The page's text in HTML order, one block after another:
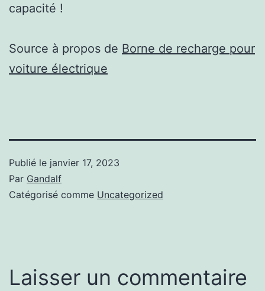
capacité !
Source à propos de Borne de recharge pour
voiture électrique
Publié le janvier 17, 2023
Par Gandalf
Catégorisé comme Uncategorized
Laisser un commentaire